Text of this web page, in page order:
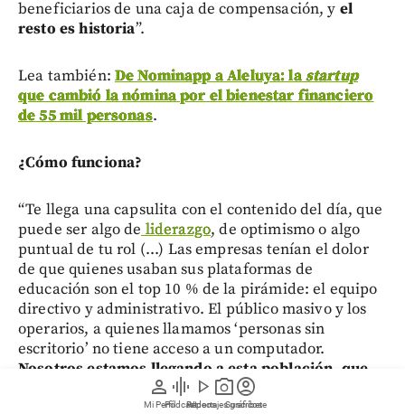
person
Mi Perfil
graphic_eq
Pódcast
play_arrow
Videos
photo_camera
Reportajes gráficos
account_circle
Suscríbete
beneficiarios de una caja de compensación, y el
resto es historia”.
Lea también: De Nominapp a Aleluya: lastartup
que cambió la nómina por el bienestar financiero
de 55 mil personas.
¿Cómo funciona?
“Te llega una capsulita con el contenido del día, que
puede ser algo de liderazgo, de optimismo o algo
puntual de tu rol (...) Las empresas tenían el dolor
de que quienes usaban sus plataformas de
educación son el top 10 % de la pirámide: el equipo
directivo y administrativo. El público masivo y los
operarios, a quienes llamamos ‘personas sin
escritorio’ no tiene acceso a un computador.
Nosotros estamos llegando a esta población, que
es clave para las empresas: es la que menos gana,
la que más rota y la que menor movilidad social